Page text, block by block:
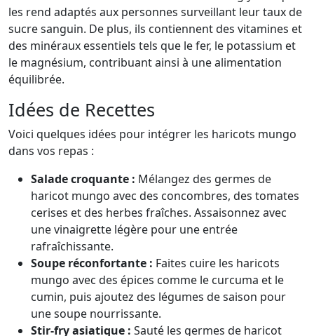
les rend adaptés aux personnes surveillant leur taux de
sucre sanguin. De plus, ils contiennent des vitamines et
des minéraux essentiels tels que le fer, le potassium et
le magnésium, contribuant ainsi à une alimentation
équilibrée.
Idées de Recettes
Voici quelques idées pour intégrer les haricots mungo
dans vos repas :
Salade croquante : Mélangez des germes de
haricot mungo avec des concombres, des tomates
cerises et des herbes fraîches. Assaisonnez avec
une vinaigrette légère pour une entrée
rafraîchissante.
Soupe réconfortante : Faites cuire les haricots
mungo avec des épices comme le curcuma et le
cumin, puis ajoutez des légumes de saison pour
une soupe nourrissante.
Stir-fry asiatique : Sauté les germes de haricot